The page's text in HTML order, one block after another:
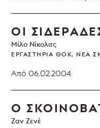
ΟΙ
Μίλο Νίκολιτς
ΕΡΓΑΣΤΉΡΙΑ ΘΟΚ, ΝΈΑ
Από 06.02.2004
Ο
Ζαν Ζενέ